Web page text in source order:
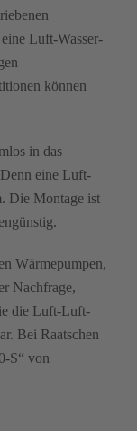
Luft-Wasser-
können
in das
eine Luft-
Die Montage ist
Wärmepumpen,
Nachfrage,
die Luft-Luft-
Bei Raatschen
S“ von